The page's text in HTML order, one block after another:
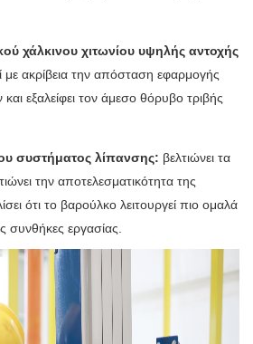
χάλκινου χιτωνίου υψηλής αντοχής
με ακρίβεια την απόσταση εφαρμογής
εξαλείφει τον άμεσο θόρυβο τριβής
συστήματος λίπανσης: βελτιώνει τα
την αποτελεσματικότητα της
ότι το βαρούλκο λειτουργεί πιο ομαλά
συνθήκες εργασίας.